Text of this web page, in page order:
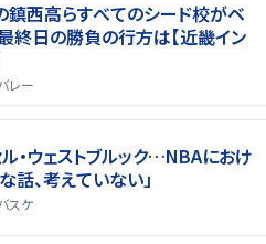
西高らすべてのシード校がベ
終日の勝負の行方は【近畿イン
レー
・ウェストブルック…NBAにおけ
話、考えていない」
スケ